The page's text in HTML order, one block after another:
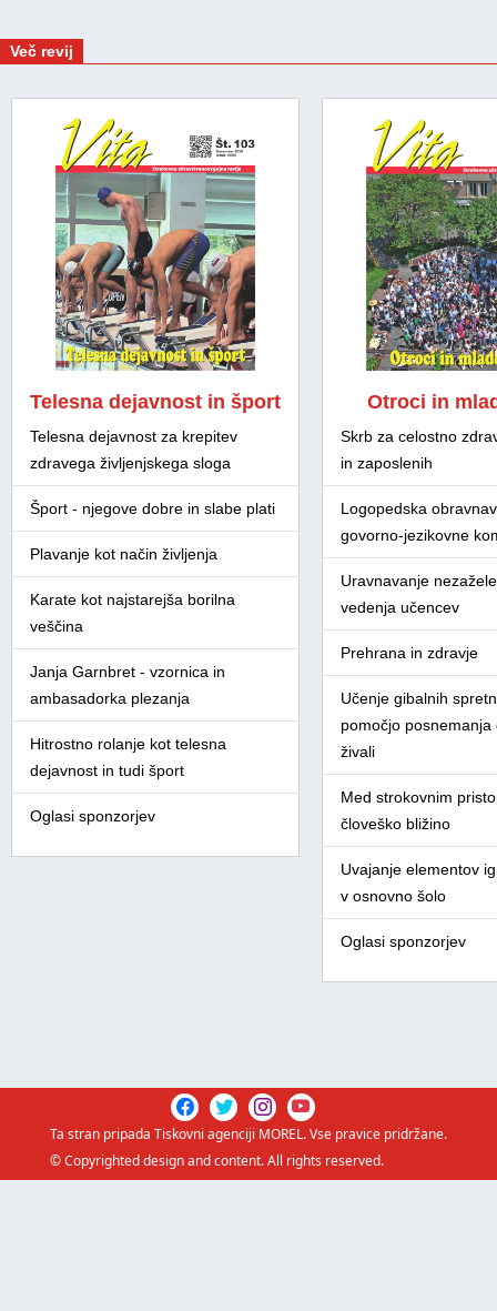
Več revij
Telesna dejavnost in šport
Telesna dejavnost za krepitev
zdravega življenjskega sloga
Šport - njegove dobre in slabe plati
Plavanje kot način življenja
Karate kot najstarejša borilna
veščina
Janja Garnbret - vzornica in
ambasadorka plezanja
Hitrostno rolanje kot telesna
dejavnost in tudi šport
Oglasi sponzorjev
Otroci in
Skrb za celostno
in zaposlenih
Logopedska
govorno-jezikovne
Uravnavanje
vedenja učencev
Prehrana in zdravje
Učenje gibalnih
pomočjo posnemanja
živali
Med strokovnim
človeško bližino
Uvajanje elementov
v osnovno šolo
Oglasi sponzorjev
Ta stran pripada Tiskovni agenciji MOREL. Vse pravice pridržane.
© Copyrighted design and content. All rights reserved.